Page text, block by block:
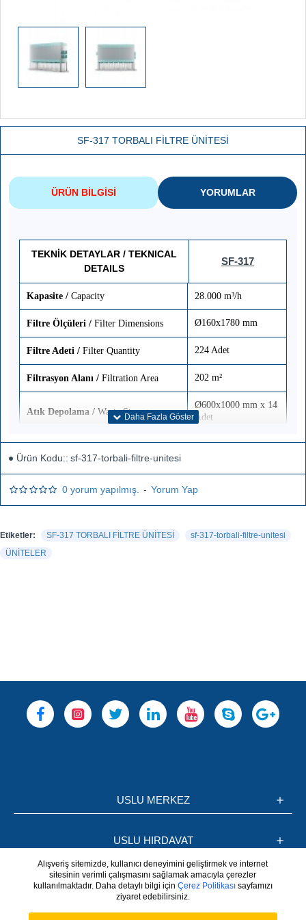
SF-317 TORBALI FİLTRE ÜNİTESİ
ÜRÜN BILGISI YORUMLAR
TEKNİK DETAYLAR / TEKNICAL
DETAILS
SF-317
Kapasite / Capacity 28.000 m³/h
Filtre Ölçüleri / Filter Dimensions Ø160x1780 mm
Filtre Adeti / Filter Quantity 224 Adet
Filtrasyon Alanı / Filtration Area 202 m²
Atık Depolama / Waste Storage
Ø600x1000 mm x 14
Adet
Depolama Kapasitesi / Storage
Capacity
Ünite Ölçüleri/ Unit Dimensions 1682x5000x3510 mm
Ürün Kodu:: sf-317-torbali-filtre-unitesi
0 yorum yapılmış. - Yorum Yap
Etiketler: SF-317 TORBALI FİLTRE ÜNİTESİ
sf-317-torbali-filtre-unitesi
ÜNİTELER
USLU MERKEZ
USLU HIRDAVAT
BİLGİLER
Alışveriş sitemizde, kullanıcı deneyimini geliştirmek ve internet
sitesinin verimli çalışmasını sağlamak amacıyla çerezler
kullanılmaktadır. Daha detaylı bilgi için Çerez Politikasısayfamızı
ziyaret edebilirsiniz.